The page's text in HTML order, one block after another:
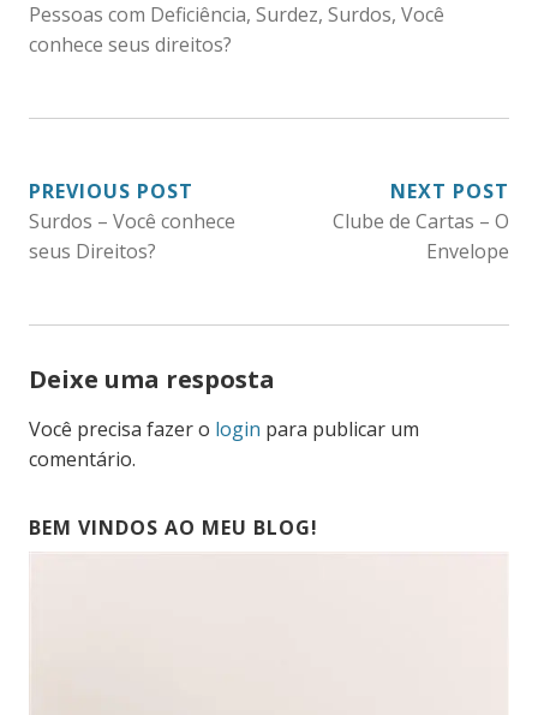
Pessoas com Deficiência, Surdez, Surdos, Você
conhece seus direitos?
NAVEGAÇÃO
DE
PREVIOUS POST
Surdos – Você conhece
seus Direitos?
NEXT POST
Clube de Cartas – O
Envelope
Deixe uma resposta
Você precisa fazer o login para publicar um
comentário.
BEM VINDOS AO MEU BLOG!